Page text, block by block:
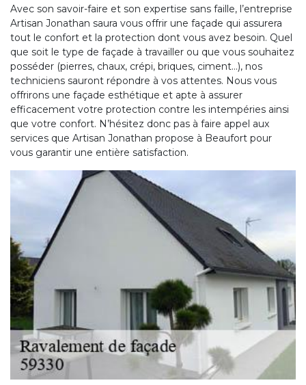
Avec son savoir-faire et son expertise sans faille, l’entreprise
Artisan Jonathan saura vous offrir une façade qui assurera
tout le confort et la protection dont vous avez besoin. Quel
que soit le type de façade à travailler ou que vous souhaitez
posséder (pierres, chaux, crépi, briques, ciment…), nos
techniciens sauront répondre à vos attentes. Nous vous
offrirons une façade esthétique et apte à assurer
efficacement votre protection contre les intempéries ainsi
que votre confort. N’hésitez donc pas à faire appel aux
services que Artisan Jonathan propose à Beaufort pour
vous garantir une entière satisfaction.